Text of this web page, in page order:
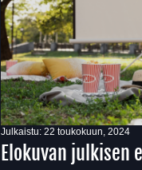
Julkaistu: 22 toukokuun, 2024
Elokuvan julkisen